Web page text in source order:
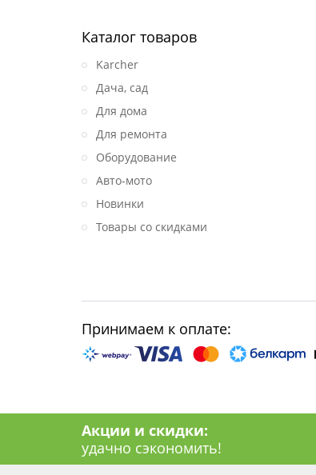
Каталог товаров
Karcher
Дача, сад
Для дома
Для ремонта
Оборудование
Авто-мото
Новинки
Товары со скидками
Принимаем к оплате:
Акции и скидки:
удачно сэкономить!